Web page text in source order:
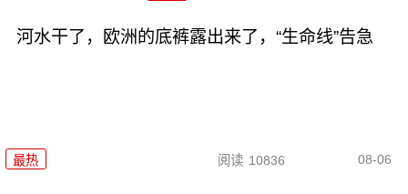
河水干了，欧洲的底裤露出来了，“生命线”告急
最热 阅读 10836 08-06